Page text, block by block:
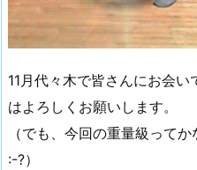
11月代々木で皆さんにお会
はよろしくお願いします。
（でも、今回の重量級って
:-?）